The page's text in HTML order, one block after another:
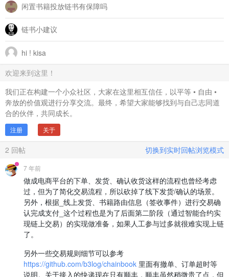
闲置书籍投放链书有保障吗
链书小建议
hi ! kisa
欢迎来到这里！
我们正在构建一个小众社区，大家在这里相互信任，以平等 • 自由 •
奔放的价值观进行分享交流。最终，希望大家能够找到与自己志同道
合的伙伴，共同成长。
注册 关于
2 回帖 切换到实时回帖浏览模式
7 年前
做成电商平台的下单、发货、确认收货这样的流程也曾经考虑
过，但为了简化交易流程，所以砍掉了线下发货/确认的场景。
另外，根据_线上发货、书籍路由信息（签收事件）进行交易确
认完成支付_这个过程也是为了后面第二阶段（通过智能合约实
现链上交易）的实现做准备，如果人工参与过多就很难实现上链
了。
另外一些交易规则细节可以参考
https://github.com/b3log/chainbook 里面有撤单、订单超时等
说明。关于接入的快递现在只有顺丰，顺丰虽然稍微贵了点，但